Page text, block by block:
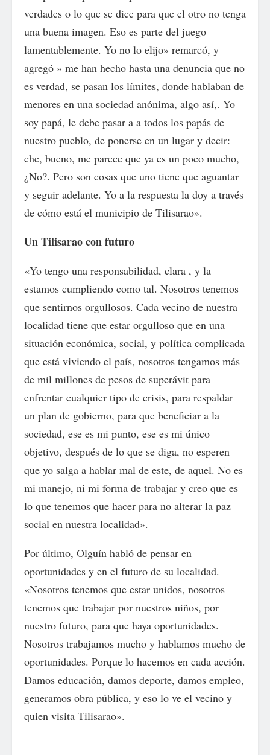
verdades o lo que se dice para que el otro no tenga
una buena imagen. Eso es parte del juego
lamentablemente. Yo no lo elijo» remarcó, y
agregó » me han hecho hasta una denuncia que no
es verdad, se pasan los límites, donde hablaban de
menores en una sociedad anónima, algo así,. Yo
soy papá, le debe pasar a a todos los papás de
nuestro pueblo, de ponerse en un lugar y decir:
che, bueno, me parece que ya es un poco mucho,
¿No?. Pero son cosas que uno tiene que aguantar
y seguir adelante. Yo a la respuesta la doy a través
de cómo está el municipio de Tilisarao».
Un Tilisarao con futuro
«Yo tengo una responsabilidad, clara , y la
estamos cumpliendo como tal. Nosotros tenemos
que sentirnos orgullosos. Cada vecino de nuestra
localidad tiene que estar orgulloso que en una
situación económica, social, y política complicada
que está viviendo el país, nosotros tengamos más
de mil millones de pesos de superávit para
enfrentar cualquier tipo de crisis, para respaldar
un plan de gobierno, para que beneficiar a la
sociedad, ese es mi punto, ese es mi único
objetivo, después de lo que se diga, no esperen
que yo salga a hablar mal de este, de aquel. No es
mi manejo, ni mi forma de trabajar y creo que es
lo que tenemos que hacer para no alterar la paz
social en nuestra localidad».
Por último, Olguín habló de pensar en
oportunidades y en el futuro de su localidad.
«Nosotros tenemos que estar unidos, nosotros
tenemos que trabajar por nuestros niños, por
nuestro futuro, para que haya oportunidades.
Nosotros trabajamos mucho y hablamos mucho de
oportunidades. Porque lo hacemos en cada acción.
Damos educación, damos deporte, damos empleo,
generamos obra pública, y eso lo ve el vecino y
quien visita Tilisarao».